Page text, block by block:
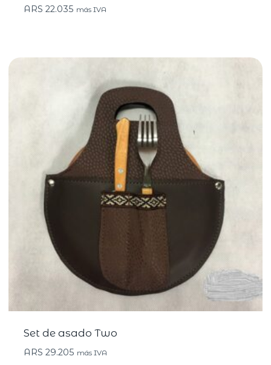
ARS 22.035 más IVA
Set de asado Two
ARS 29.205 más IVA